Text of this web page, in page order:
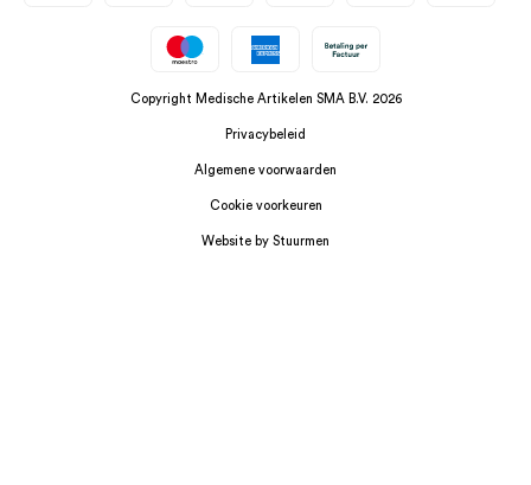
Copyright Medische Artikelen SMA B.V. 2026
Privacybeleid
Algemene voorwaarden
Cookie voorkeuren
Website by Stuurmen